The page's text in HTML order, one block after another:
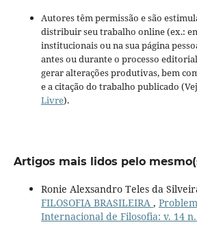
Autores têm permissão e são
distribuir seu trabalho online (ex.:
institucionais ou na sua página
antes ou durante o processo
gerar alterações produtivas, bem
e a citação do trabalho publicado
Livre).
Artigos mais lidos pelo
Ronie Alexsandro Teles da
FILOSOFIA BRASILEIRA ,
Internacional de Filosofia: v. 14